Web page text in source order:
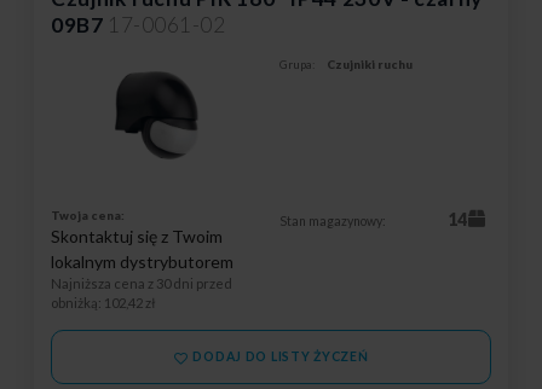
09B7 17-0061-02
Grupa: Czujniki ruchu
Twoja cena:
Skontaktuj się z Twoim
lokalnym dystrybutorem
Najniższa cena z 30 dni przed
obniżką: 102,42 zł
Stan magazynowy: 14
DODAJ DO LISTY ŻYCZEŃ